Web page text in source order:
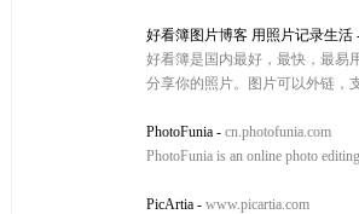
好看簿图片博客 用照片记录生活
好看簿是国内最好，最快，最易
分享你的照片。图片可以外链，
PhotoFunia - cn.photofunia.com
PhotoFunia is an online photo
PicArtia - www.picartia.com